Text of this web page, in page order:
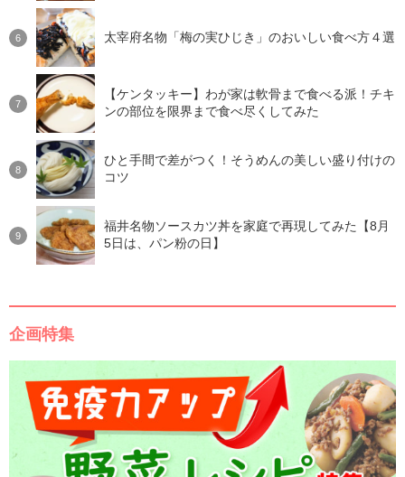
太宰府名物「梅の実ひじき」のおいしい食べ方４選
【ケンタッキー】わが家は軟骨まで食べる派！チキ
ンの部位を限界まで食べ尽くしてみた
ひと手間で差がつく！そうめんの美しい盛り付けの
コツ
福井名物ソースカツ丼を家庭で再現してみた【8月
5日は、パン粉の日】
企画特集